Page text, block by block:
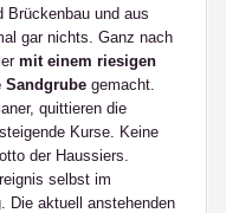
Brückenbau und aus
gar nichts. Ganz nach
mit einem riesigen
Sandgrube gemacht.
quittieren die
Kurse. Keine
der Haussiers.
selbst im
Die aktuell anstehenden